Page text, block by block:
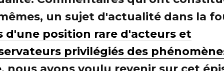
un sujet d'actualité dans la
d'une position rare d'acteurs et
privilégiés des